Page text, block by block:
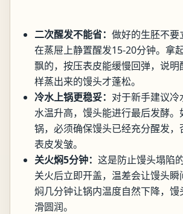
二次醒发不能省： 做好的生胚不要
在蒸屉上静置醒发15-20分钟。拿
飘的，按压表皮能缓慢回弹，说明
样蒸出来的馒头才蓬松。
冷水上锅更稳妥： 对于新手建议冷
水温升高，馒头能进行最后发酵。
锅，必须确保馒头已经充分醒发，
表皮发皱。
关火焖5分钟： 这是防止馒头塌陷的
关火后立即开盖，温差会让馒头瞬
焖几分钟让锅内温度自然下降，馒
滑圆润。